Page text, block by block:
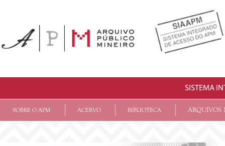
SISTEMA
SOBRE O APM ACERVO BIBLIOTECA ARQUIVOS